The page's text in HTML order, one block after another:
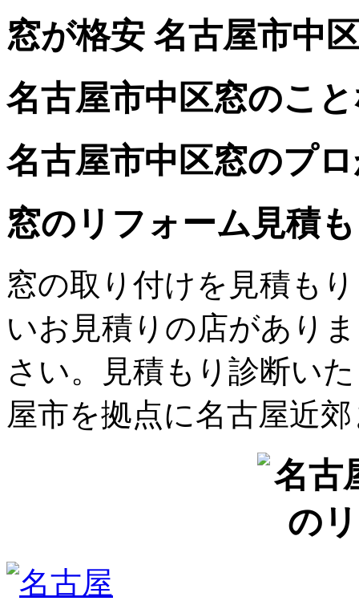
窓が格安 名古屋市中
名古屋市中区窓のこ
名古屋市中区窓のプ
窓のリフォーム見積
窓の取り付けを見積も
いお見積りの店があり
さい。見積もり診断い
屋市を拠点に名古屋近